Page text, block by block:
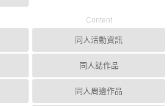
Content
同人活動資訊
同人誌作品
同人周邊作品